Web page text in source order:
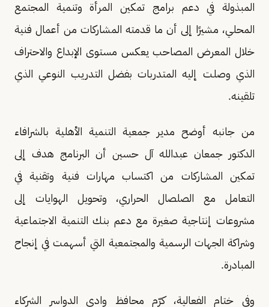
المبذولة في دعم برامج تمكين المرأة وتنمية المجتمع
المحلي، مشيرًا إلى أن ما قدمته المشاركات من أعمال فنية
خلال المعرض المصاحب يعكس مستوى الإبداع والاحتراف
الذي وصلت إليه المتدربات بفضل التدريب النوعي الذي
تلقينه.
من جانبه أوضح مدير جمعية التنمية الأهلية بالشرافاء
الدكتور جمعان عبدالله آل حسين أن البرنامج هدف إلى
تمكين المشاركات من اكتساب مهارات فنية وتقنية في
التعامل مع الصلصال الحراري، وتحويل الهوايات إلى
مشروعات إنتاجية صغيرة مع دعم بنك التنمية الاجتماعية
وشراكة الجهات الرسمية والمجتمعية التي أسهمت في إنجاح
المبادرة.
وفي ختام الفعالية، كرّم محافظ وادي الدواسر الشركاء